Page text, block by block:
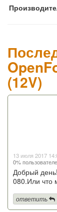
(12V)
13 июля 2017
0%
Добрый
080.Или что
ответить